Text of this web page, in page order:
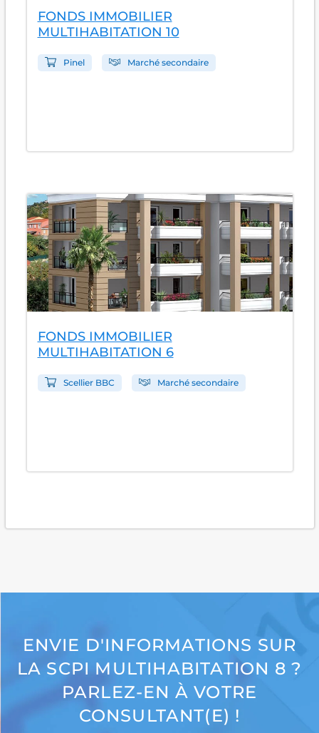
FONDS IMMOBILIER
MULTIHABITATION 10
Pinel Marché secondaire
FONDS IMMOBILIER
MULTIHABITATION 6
Scellier BBC Marché secondaire
ENVIE D'INFORMATIONS SUR
LA SCPI MULTIHABITATION 8 ?
PARLEZ-EN À VOTRE
CONSULTANT(E) !